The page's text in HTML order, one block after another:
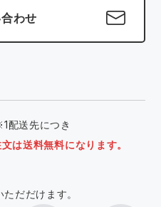
わせ
配送先につき
は送料無料になります。
だだけます。